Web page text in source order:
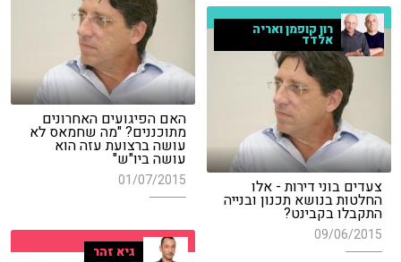
האם הפיגועים האחרונים
מתוכננים? "מה שחמאס לא
עושה ברצועת עזה הוא
עושה ביו"ש"
01/07/2015
רון קופמן ואריה
אלדד
צעדים בוני דירות - אלו
החלטות בנושא תכנון ובנייה
התקבלו בקבינט?
09/06/2015
גיא זהר